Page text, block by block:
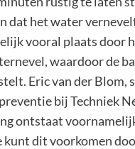
dat het water
vooral plaats door
waardoor de
Eric van der Blom,
bij Techniek
ontstaat
kunt dit voorkomen